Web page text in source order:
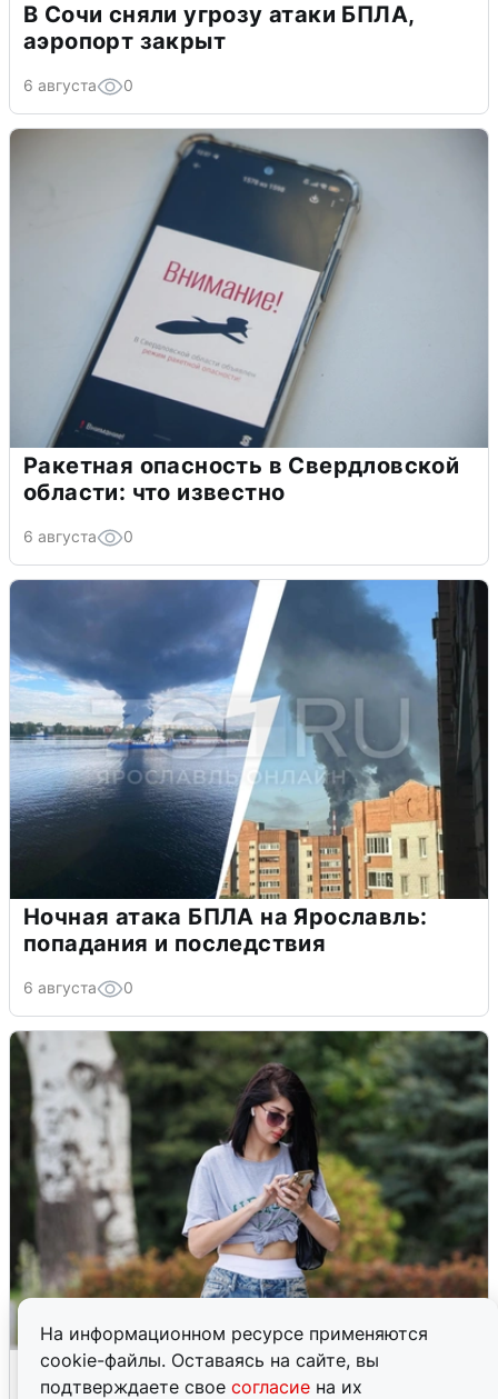
На информационном ресурсе применяются
cookie-файлы. Оставаясь на сайте, вы
подтверждаете свое согласие на их
В Сочи сняли угрозу атаки БПЛА,
аэропорт закрыт
6 августа 0
Ракетная опасность в Свердловской
области: что известно
6 августа 0
Ночная атака БПЛА на Ярославль:
попадания и последствия
6 августа 0
Волгоградцы остались без